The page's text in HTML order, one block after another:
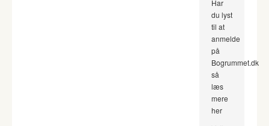
Har
du lyst
til at
anmelde
på
Bogrummet.dk
så
læs
mere
her